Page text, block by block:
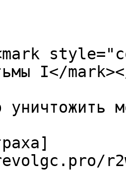
I</
уничтожить